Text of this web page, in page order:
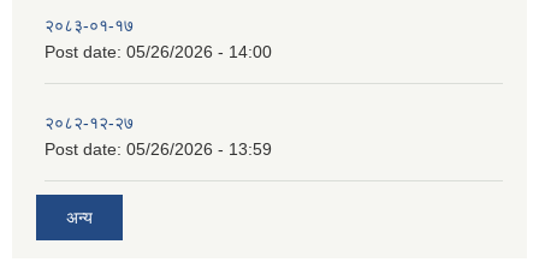
२०८३-०१-१७
Post date: 05/26/2026 - 14:00
२०८२-१२-२७
Post date: 05/26/2026 - 13:59
अन्य